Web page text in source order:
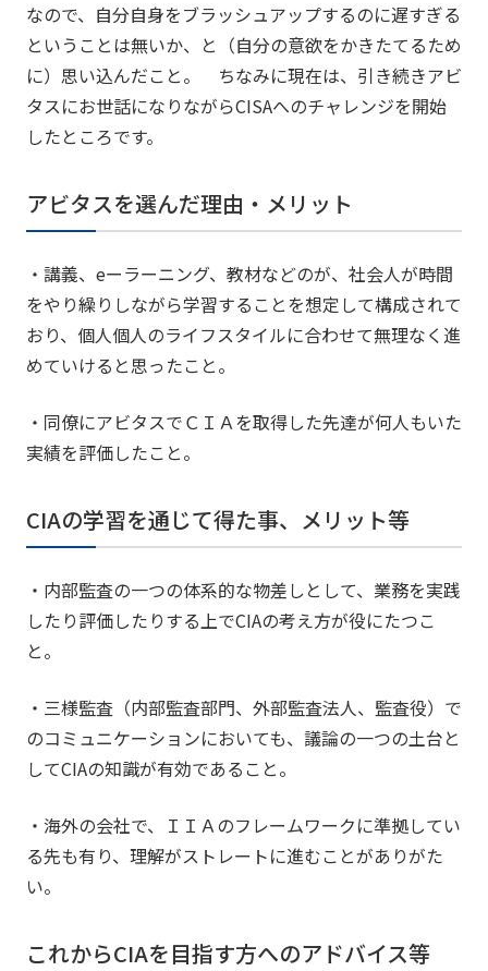
なので、自分自身をブラッシュアップするのに遅すぎる
ということは無いか、と（自分の意欲をかきたてるため
に）思い込んだこと。 ちなみに現在は、引き続きアビ
タスにお世話になりながらCISAへのチャレンジを開始
したところです。
アビタスを選んだ理由・メリット
・講義、eーラーニング、教材などのが、社会人が時間
をやり繰りしながら学習することを想定して構成されて
おり、個人個人のライフスタイルに合わせて無理なく進
めていけると思ったこと。
・同僚にアビタスでＣＩＡを取得した先達が何人もいた
実績を評価したこと。
CIAの学習を通じて得た事、メリット等
・内部監査の一つの体系的な物差しとして、業務を実践
したり評価したりする上でCIAの考え方が役にたつこ
と。
・三様監査（内部監査部門、外部監査法人、監査役）で
のコミュニケーションにおいても、議論の一つの土台と
してCIAの知識が有効であること。
・海外の会社で、ＩＩＡのフレームワークに準拠してい
る先も有り、理解がストレートに進むことがありがた
い。
これからCIAを目指す方へのアドバイス等